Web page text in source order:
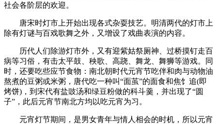
社会各阶层的欢迎。
唐宋时灯市上开始出现各式杂耍技艺。明清两代的灯市上
除有灯谜与百戏歌舞之外，又增设了戏曲表演的内容。
历代人们除游灯市外，又有迎紫姑祭厕神、过桥摸钉走百
病等习俗，有击太平鼓、秧歌、高跷、舞龙、舞狮等游戏。同
时，还要吃些应节食物：南北朝时代元宵节吃伴和肉与动物油
熬煮的豆粥或米粥，唐代吃一种叫“面茧”的面食和焦饣追(即
烤饼)，到宋代有盐豉汤和绿豆粉做的科斗羹，并出现了“圆
子”，此后元宵节南北方均以吃元宵为习。
元宵灯节期间，是男女青年与情人相会的时机，所以元宵